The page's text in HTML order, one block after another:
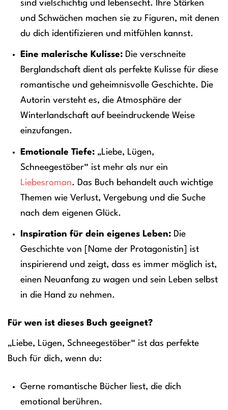
sind vielschichtig und lebensecht. Ihre Stärken
und Schwächen machen sie zu Figuren, mit denen
du dich identifizieren und mitfühlen kannst.
Eine malerische Kulisse:Die verschneite
Berglandschaft dient als perfekte Kulisse für diese
romantische und geheimnisvolle Geschichte. Die
Autorin versteht es, die Atmosphäre der
Winterlandschaft auf beeindruckende Weise
einzufangen.
Emotionale Tiefe:„Liebe, Lügen,
Schneegestöber“ ist mehr als nur ein
Liebesroman. Das Buch behandelt auch wichtige
Themen wie Verlust, Vergebung und die Suche
nach dem eigenen Glück.
Inspiration für dein eigenes Leben:Die
Geschichte von [Name der Protagonistin] ist
inspirierend und zeigt, dass es immer möglich ist,
einen Neuanfang zu wagen und sein Leben selbst
in die Hand zu nehmen.
Für wen ist dieses Buch geeignet?
„Liebe, Lügen, Schneegestöber“ ist das perfekte
Buch für dich, wenn du:
Gerne romantische Bücher liest, die dich
emotional berühren.